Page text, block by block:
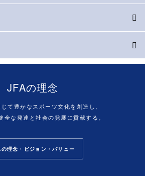
JFAの理念
て豊かなスポーツ文化を創造し、
全な発達と社会の発展に貢献する。
理念・ビジョン・バリュー